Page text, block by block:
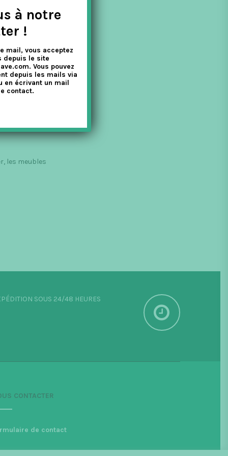
les meubles
SOUS 24/48 HEURES
CONTACTER
de contact
à notre
!
mail, vous acceptez
depuis le site
Vous pouvez
depuis les mails via
en écrivant un mail
contact.